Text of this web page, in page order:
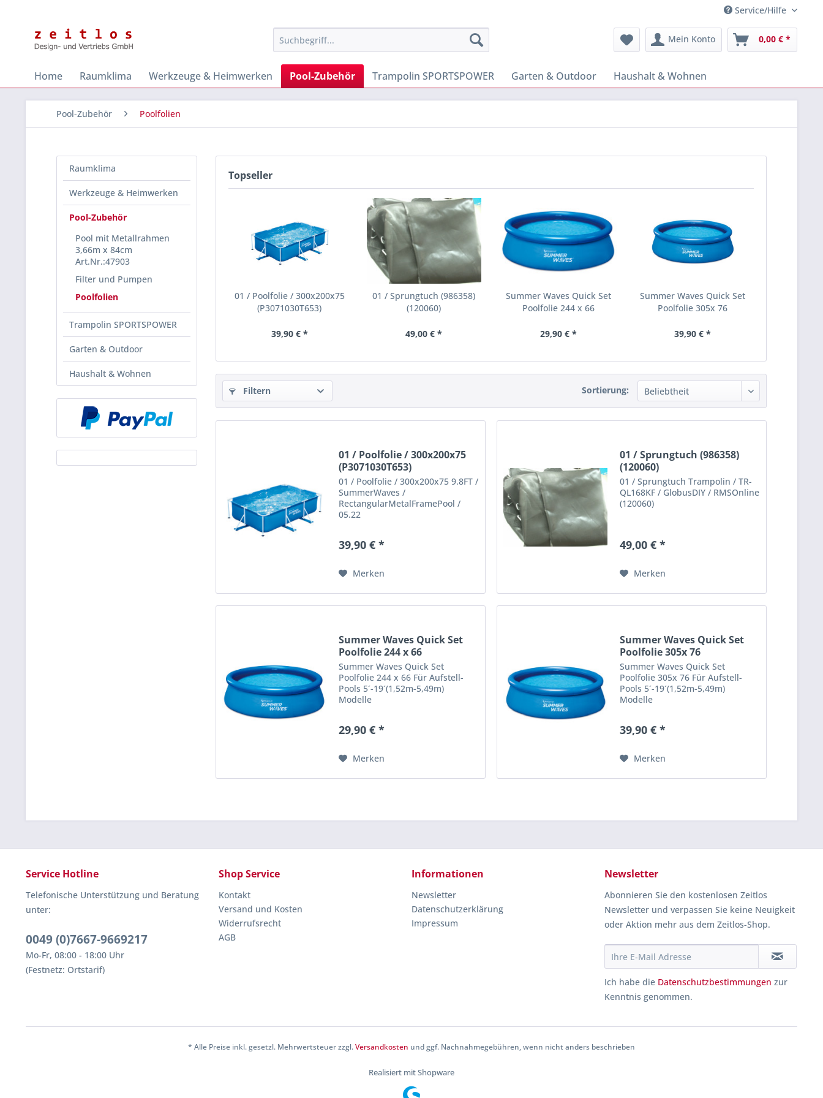
Service/Hilfe
Mein Konto 0,00 € *
Home Raumklima Werkzeuge & Heimwerken Pool-Zubehör Trampolin SPORTSPOWER Garten & Outdoor Haushalt & Wohnen
Pool-Zubehör Poolfolien
Raumklima
Werkzeuge & Heimwerken
Pool-Zubehör
Pool mit Metallrahmen
3,66m x 84cm
Art.Nr.:47903
Filter und Pumpen
Poolfolien
Trampolin SPORTSPOWER
Garten & Outdoor
Haushalt & Wohnen
Topseller
01 / Poolfolie / 300x200x75
(P3071030T653)
39,90 € *
01 / Sprungtuch (986358)
(120060)
49,00 € *
Summer Waves Quick Set
Poolfolie 244 x 66
29,90 € *
Summer Waves Quick Set
Poolfolie 305x 76
39,90 € *
Filtern Sortierung:
01 / Poolfolie / 300x200x75
(P3071030T653)
01 / Poolfolie / 300x200x75 9.8FT /
SummerWaves /
RectangularMetalFramePool /
05.22
39,90 € *
Merken
01 / Sprungtuch (986358)
(120060)
01 / Sprungtuch Trampolin / TR-
QL168KF / GlobusDIY / RMSOnline
(120060)
49,00 € *
Merken
Summer Waves Quick Set
Poolfolie 244 x 66
Summer Waves Quick Set
Poolfolie 244 x 66 Für Aufstell-
Pools 5´-19´(1,52m-5,49m)
Modelle
29,90 € *
Merken
Summer Waves Quick Set
Poolfolie 305x 76
Summer Waves Quick Set
Poolfolie 305x 76 Für Aufstell-
Pools 5´-19´(1,52m-5,49m)
Modelle
39,90 € *
Merken
Service Hotline
Telefonische Unterstützung und Beratung
unter:
0049 (0)7667-9669217
Mo-Fr, 08:00 - 18:00 Uhr
(Festnetz: Ortstarif)
Shop Service
Kontakt
Versand und Kosten
Widerrufsrecht
AGB
Informationen
Newsletter
Datenschutzerklärung
Impressum
Newsletter
Abonnieren Sie den kostenlosen Zeitlos
Newsletter und verpassen Sie keine Neuigkeit
oder Aktion mehr aus dem Zeitlos-Shop.
Ich habe die Datenschutzbestimmungen zur
Kenntnis genommen.
* Alle Preise inkl. gesetzl. Mehrwertsteuer zzgl.Versandkosten und ggf. Nachnahmegebühren, wenn nicht anders beschrieben
Realisiert mit Shopware